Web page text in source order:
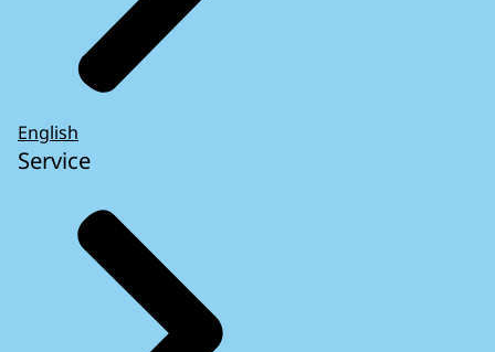
English
Service